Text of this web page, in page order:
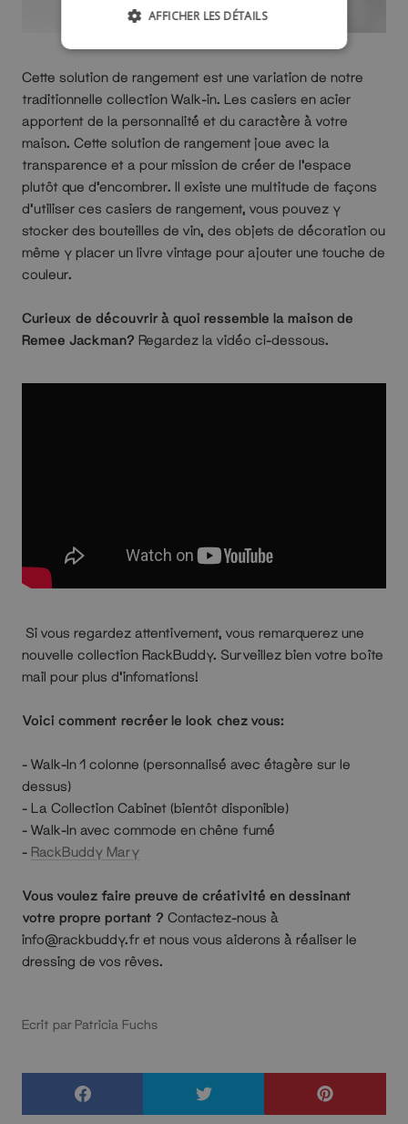
Cette solution de rangement est une variation de notre
traditionnelle collection Walk-in. Les casiers en acier
apportent de la personnalité et du caractère à votre
maison. Cette solution de rangement joue avec la
transparence et a pour mission de créer de l'espace
plutôt que d'encombrer. Il existe une multitude de façons
d'utiliser ces casiers de rangement, vous pouvez y
stocker des bouteilles de vin, des objets de décoration ou
même y placer un livre vintage pour ajouter une touche de
couleur.
Curieux de découvrir à quoi ressemble la maison de
Remee Jackman? Regardez la vidéo ci-dessous.
Si vous regardez attentivement, vous remarquerez une
nouvelle collection RackBuddy. Surveillez bien votre boîte
mail pour plus d'infomations!
Voici comment recréer le look chez vous:
- Walk-In 1 colonne (personnalisé avec étagère sur le
dessus)
- La Collection Cabinet (bientôt disponible)
- Walk-In avec commode en chêne fumé
- RackBuddy Mary
Vous voulez faire preuve de créativité en dessinant
votre propre portant ? Contactez-nous à
info@rackbuddy.fr et nous vous aiderons à réaliser le
dressing de vos rêves.
Ecrit par Patricia Fuchs
AFFICHER LES DÉTAILS